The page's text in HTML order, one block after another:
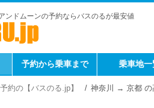
ンドムーンの予約ならバスのるが最安値
予約から乗車まで 乗車地一
約の【バスのる.jp】 神奈川 → 京都 の